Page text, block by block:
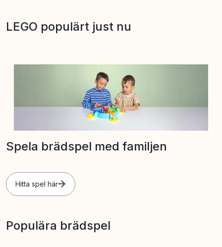
LEGO populärt just nu
Spela brädspel med familjen
Hitta spel här
Populära brädspel